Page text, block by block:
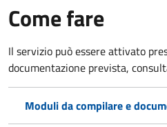
Come fare
Il servizio può essere attivato
documentazione prevista,
Moduli da compilare e